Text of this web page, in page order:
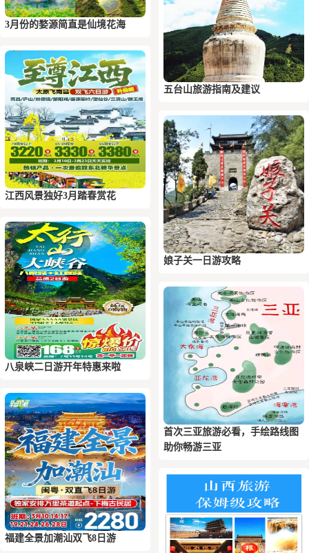
3月份的婺源简直是仙境花海
江西风景独好3月踏春赏花
八泉峡二日游开年特惠来啦
福建全景加潮汕双飞8日游
五台山旅游指南及建议
娘子关一日游攻略
首次三亚旅游必看，手绘路线图
助你畅游三亚